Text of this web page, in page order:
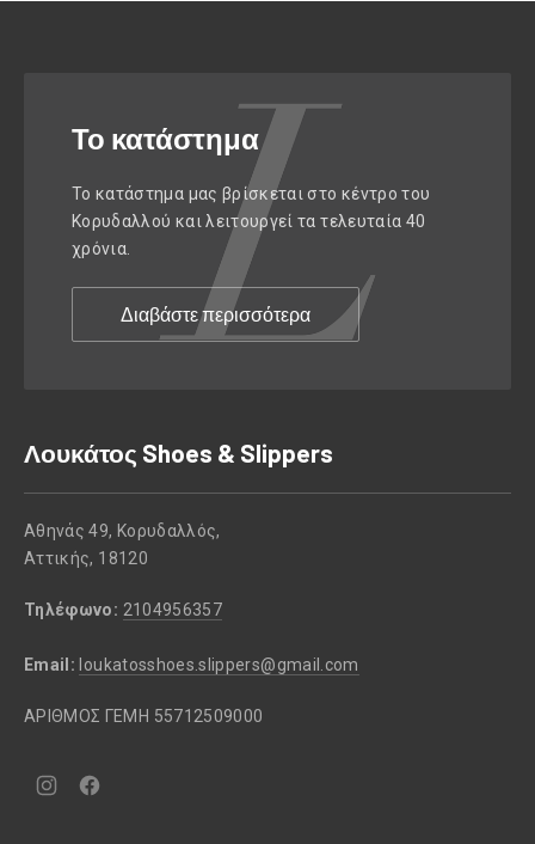
Το κατάστημα
Το κατάστημα μας βρίσκεται στο κέντρο του
Κορυδαλλού και λειτουργεί τα τελευταία 40
χρόνια.
Διαβάστε περισσότερα
Λουκάτος Shoes & Slippers
Αθηνάς 49, Κορυδαλλός,
Αττικής, 18120
Τηλέφωνο: 2104956357
Email: loukatosshoes.slippers@gmail.com
ΑΡΙΘΜΟΣ ΓΕΜΗ 55712509000
Νέο
Νέο